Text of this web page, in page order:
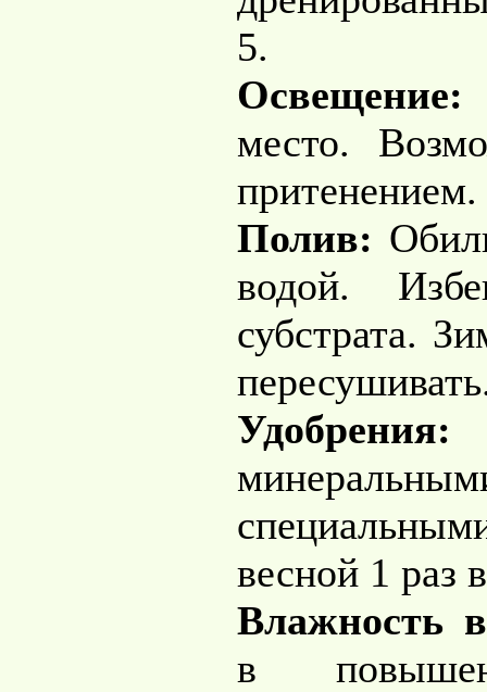
5.
Освещение:
место.
притенением.
Полив:
водой.
субстрата.
Удобрения:
весной 1 раз
Влажность
в